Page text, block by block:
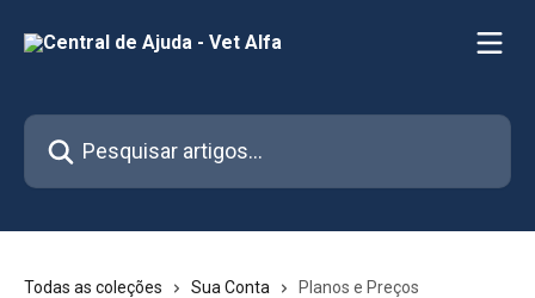
Pesquisar artigos...
Todas as coleções Sua Conta Planos e Preços